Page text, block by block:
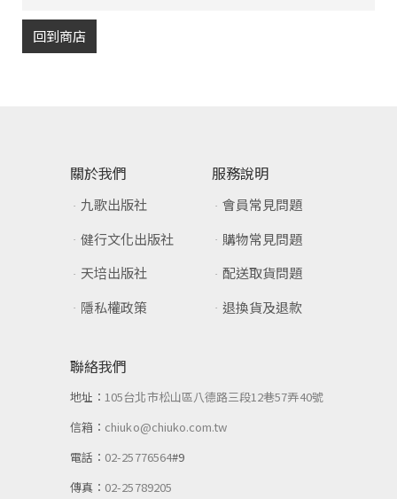
回到商店
關於我們
九歌出版社
健行文化出版社
天培出版社
隱私權政策
服務說明
會員常見問題
購物常見問題
配送取貨問題
退換貨及退款
聯絡我們
地址：105台北市松山區八德路三段12巷57弄40號
信箱： chiuko@chiuko.com.tw
電話： 02-25776564#9
傳真： 02-25789205